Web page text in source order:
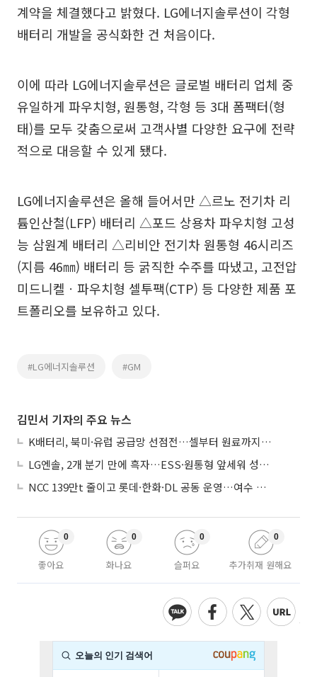
계약을 체결했다고 밝혔다. LG에너지솔루션이 각형
배터리 개발을 공식화한 건 처음이다.
이에 따라 LG에너지솔루션은 글로벌 배터리 업체 중
유일하게 파우치형, 원통형, 각형 등 3대 폼팩터(형
태)를 모두 갖춤으로써 고객사별 다양한 요구에 전략
적으로 대응할 수 있게 됐다.
LG에너지솔루션은 올해 들어서만 △르노 전기차 리
튬인산철(LFP) 배터리 △포드 상용차 파우치형 고성
능 삼원계 배터리 △리비안 전기차 원통형 46시리즈
(지름 46㎜) 배터리 등 굵직한 수주를 따냈고, 고전압
미드니켈ㆍ파우치형 셀투팩(CTP) 등 다양한 제품 포
트폴리오를 보유하고 있다.
#LG에너지솔루션 #GM
김민서 기자의 주요 뉴스
K배터리, 북미·유럽 공급망 선점전…셀부터 원료까지 현지화
LG엔솔, 2개 분기 만에 흑자…ESS·원통형 앞세워 성장 가속
NCC 139만t 줄이고 롯데·한화·DL 공동 운영…여수 1호 본궤도
좋아요
0
화나요
0
슬퍼요
0
추가취재 원해요
0